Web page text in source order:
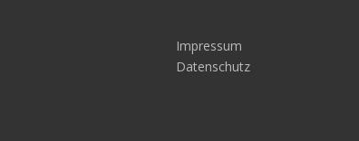
Impressum
Datenschutz